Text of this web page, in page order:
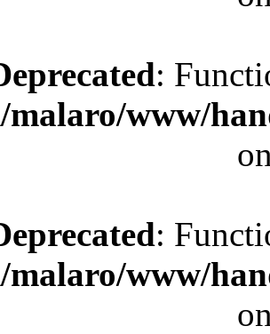
:
malaro/www/
:
malaro/www/